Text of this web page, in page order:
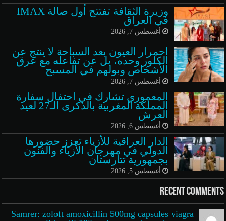
وزيرة الثقافة تفتتح أول صالة IMAX
في العراق
أغسطس 7, 2026
احمرار العيون بعد السباحة لا ينتج عن
الكلور وحده، بل عن تفاعله مع عرق
الأشخاص وبولهم في المسبح
أغسطس 7, 2026
المعموري تشارك في احتفال سفارة
المملكة المغربية بالذكرى الـ27 لعيد
العرش
أغسطس 6, 2026
الدار العراقية للأزياء تعزز حضورها
الدولي في مهرجان الأزياء والفنون
بجمهورية تتارستان
أغسطس 5, 2026
Recent Comments
Samrer: zoloft amoxicillin 500mg capsules viagra